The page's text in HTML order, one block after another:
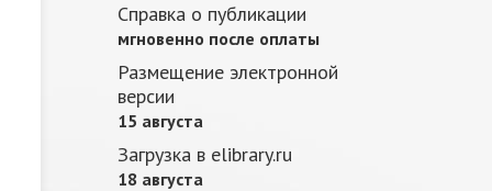
Справка о публикации
мгновенно после оплаты
Размещение электронной
версии
15 августа
Загрузка в elibrary.ru
18 августа